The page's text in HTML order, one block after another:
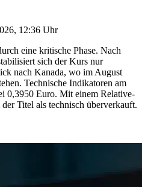
12:36 Uhr
eine kritische Phase. Nach
sich der Kurs nur
nach Kanada, wo im August
Technische Indikatoren am
0,3950 Euro. Mit einem Relative-
Titel als technisch überverkauft.